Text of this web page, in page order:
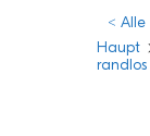
<
Haupt